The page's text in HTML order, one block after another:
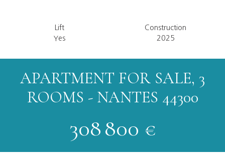
Lift
Yes
Construction
2025
APARTMENT FOR SALE, 3
ROOMS - NANTES 44300
308 800 €